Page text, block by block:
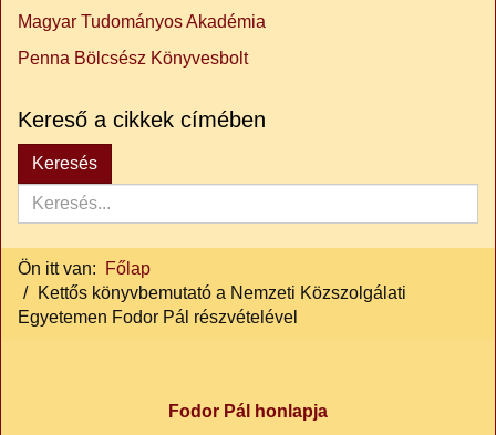
Magyar Tudományos Akadémia
Penna Bölcsész Könyvesbolt
Kereső a cikkek címében
Keresés
Ön itt van:
Főlap
Kettős könyvbemutató a Nemzeti Közszolgálati
Egyetemen Fodor Pál részvételével
Fodor Pál honlapja